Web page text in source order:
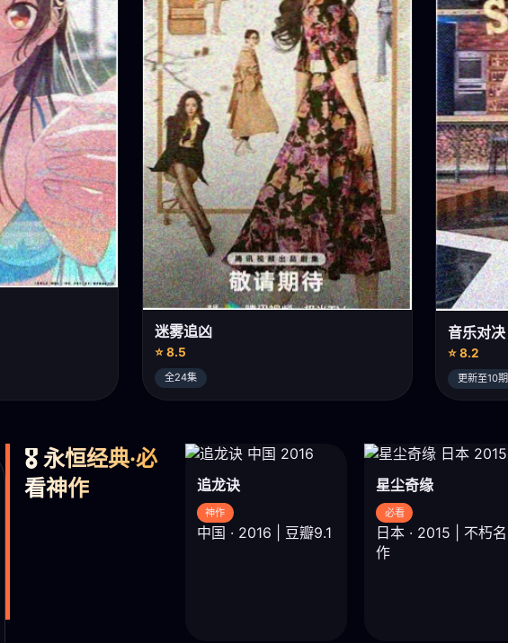
迷雾追凶
⭐ 8.5
全24集
音乐对决
⭐ 8.2
更新至10期
🎖️ 永恒经典·必
看神作
追龙诀
神作
中国 · 2016 | 豆瓣9.1
星尘奇缘
必看
日本 · 2015 | 不朽名
作